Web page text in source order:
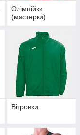
Олімпійки
(мастерки)
Вітровки